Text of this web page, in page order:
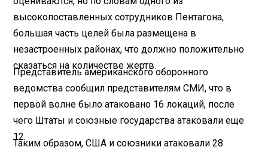
высокопоставленных сотрудников Пентагона,
большая часть целей была размещена в
незастроенных районах, что должно положительно
сказаться на количестве жертв.
Представитель американского оборонного
ведомства сообщил представителям СМИ, что в
первой волне было атаковано 16 локаций, после
чего Штаты и союзные государства атаковали еще
12.
Таким образом, США и союзники атаковали 28